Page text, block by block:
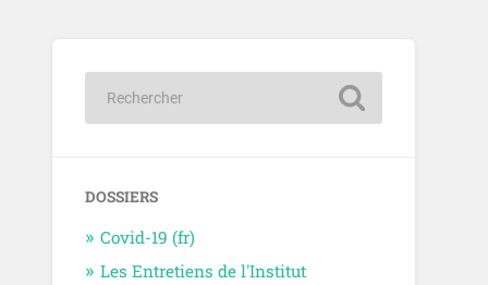
DOSSIERS
Covid-19 (fr)
Les Entretiens de l'Institut